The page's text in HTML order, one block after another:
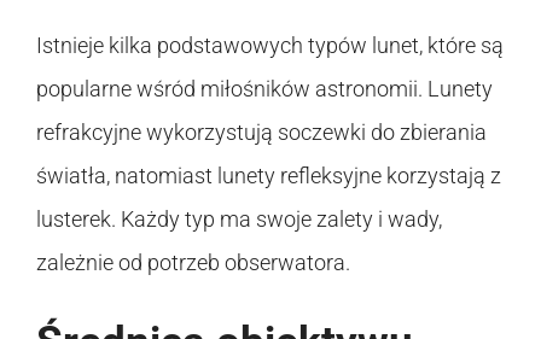
Istnieje kilka podstawowych typów lunet, które są
popularne wśród miłośników astronomii. Lunety
refrakcyjne wykorzystują soczewki do zbierania
światła, natomiast lunety refleksyjne korzystają z
lusterek. Każdy typ ma swoje zalety i wady,
zależnie od potrzeb obserwatora.